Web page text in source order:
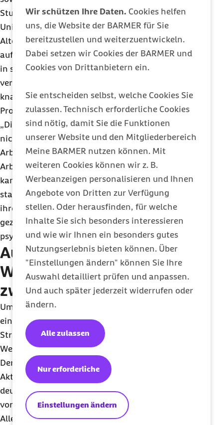
Wir schützen Ihre Daten. Cookies helfen
uns, die Website der BARMER für Sie
bereitzustellen und weiterzuentwickeln.
Dabei setzen wir Cookies der BARMER und
Cookies von Drittanbietern ein.
Sie entscheiden selbst, welche Cookies Sie
zulassen. Technisch erforderliche Cookies
sind nötig, damit Sie die Funktionen
unserer Website und den Mitgliederbereich
Meine BARMER nutzen können. Mit
weiteren Cookies können wir z. B.
Werbeanzeigen personalisieren und Ihnen
Angebote von Dritten zur Verfügung
stellen. Oder herausfinden, für welche
Inhalte Sie sich besonders interessieren
und wie wir Ihnen ein besonders gutes
Nutzungserlebnis bieten können. Über
"Einstellungen ändern" können Sie Ihre
Auswahl detailliert prüfen und anpassen.
Und auch später jederzeit widerrufen oder
ändern.
Einstellungen ändern
Nur erforderliche
Alle zulassen
StudienautorProf. Dr.Heinz Rothgang von der
Universität Bremen. So wiesen Beschäftigte in der
Altenpflege etwa 80 bis 90 Prozent mehr Fehltage
aufgrund von Depressionen auf als Erwerbstätige
in sonstigen Berufen. Rückenschmerzen
verursachten bei Fachkräften in der Altenpflege
knapp 96 Prozent und bei Hilfskräften etwa 180
Prozent mehr Fehltage als in anderen Berufen.
„Die Arbeitsbedingungen in der Pflege können
nicht so bleiben, wie sie sind. Hier sind die
Arbeitgeber in der Pflicht, neben geregelten
Arbeitszeiten stärker auf Vorsorge zu setzen. Es
kann nicht angehen, dass nicht einmal jede zweite
stationäre Pflegeeinrichtung Präventionskurse für
ihre Beschäftigten anbietet“, sagte Rothgang. Mit
gezielten Trainings gegen Rückenprobleme oder
psychischen Stress könne Einiges erreicht werden.
Aus- und
Weiterbildungsoffensive
zwingend erforderlich
Um die Situation in der Pflege zu verbessern, sei
ein Maßnahmenpaket erforderlich, ergänzte
Straub. „In den Pflegeberufen ist eine Aus- und
Weiterbildungsoffensive zwingend erforderlich.
Der Gesetzgeber hat hier mit der Konzertierten
Aktion Pflege, die bis zum Jahr 2023 einen
deutlichen Zuwachs an Ausbildungsplätzen
vorsieht, einen wichtigen Schritt gemacht.
Allerdings richtet sich der Fokus dabei nur auf